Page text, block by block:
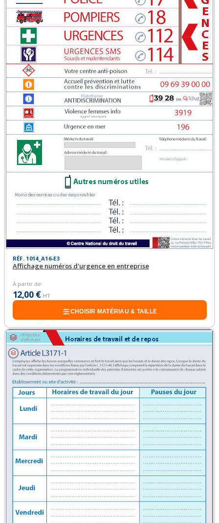
RÉF. 1014_A16-E3
Affichage numéros d'urgence en entreprise
À partir de
12,00 € HT
CHOISIR MATÉRIAU & TAILLE